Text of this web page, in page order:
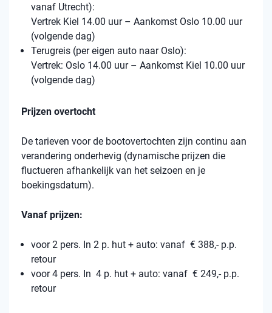
vanaf Utrecht):
Vertrek Kiel 14.00 uur – Aankomst Oslo 10.00 uur
(volgende dag)
Terugreis (per eigen auto naar Oslo):
Vertrek: Oslo 14.00 uur – Aankomst Kiel 10.00 uur
(volgende dag)
Prijzen overtocht
De tarieven voor de bootovertochten zijn continu aan
verandering onderhevig (dynamische prijzen die
fluctueren afhankelijk van het seizoen en je
boekingsdatum).
Vanaf prijzen:
voor 2 pers. In 2 p. hut + auto: vanaf € 388,- p.p.
retour
voor 4 pers. In 4 p. hut + auto: vanaf € 249,- p.p.
retour